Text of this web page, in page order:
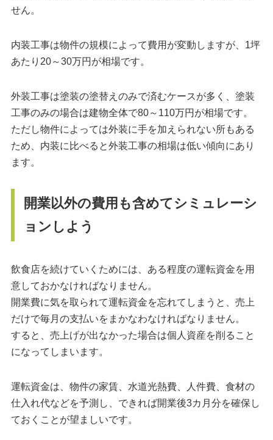
せん。
内装工事は物件の規模によって費用が変動しますが、1坪
あたり20～30万円が相場です。
外装工事は塗装の塗替えのみで済むケースが多く、塗装
工事のみの場合は建物全体で80～110万円が相場です。
ただし物件によっては外装に手を加えられない所もある
ため、内装に比べると外装工事の相場は低い傾向にあり
ます。
開業以外の費用も含めてシミュレーシ
ョンしよう
飲食店を続けていくためには、ある程度の運転資金を用
意しておかなければなりません。
開業費に気を取られて運転資金を忘れてしまうと、売上
だけで毎月の支払いをまかなわなければなりません。
すると、売上げが出なかった場合は個人資産を削ること
になってしまいます。
運転資金は、物件の家賃、水道光熱費、人件費、食材の
仕入れ代などを予測し、できれば開業後3カ月分を確保し
ておくことが望ましいです。